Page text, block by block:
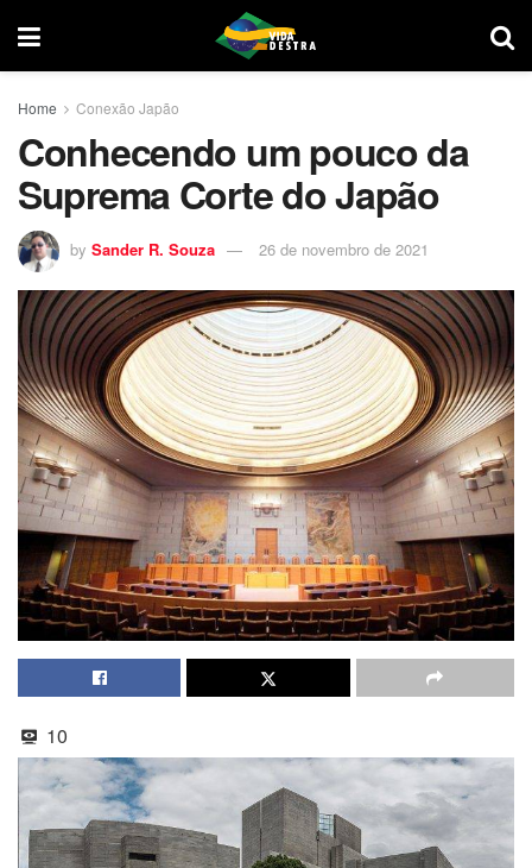
Home Conexão Japão
Conhecendo um pouco da
Suprema Corte do Japão
by Sander R. Souza 26 de novembro de 2021
10